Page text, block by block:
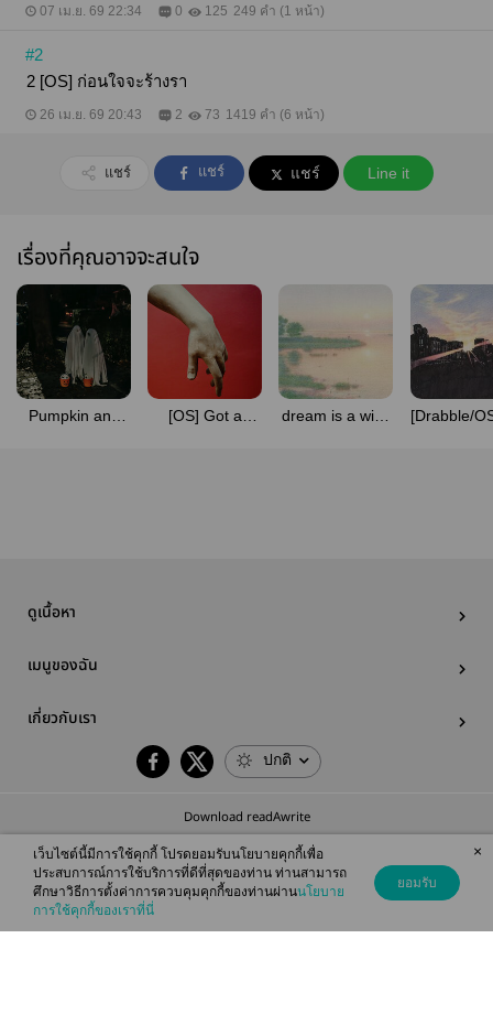
07 เม.ย. 69 22:34 0 125 249 คำ (1 หน้า)
#2
2 [OS] ก่อนใจจะร้างรา
26 เม.ย. 69 20:43 2 73 1419 คำ (6 หน้า)
แชร์ แชร์ แชร์ Line it
เรื่องที่คุณอาจจะสนใจ
Pumpkin and
[OS] Got a
dream is a wish
[Drabble/
ดูเนื้อหา
เมนูของฉัน
เกี่ยวกับเรา
ปกติ
Download readAwrite
© 2026 readAwrite.com by MEB Corporation Public Company Limited
This site is protected by reCAPTCHA and the Google
เว็บไซต์นี้มีการใช้คุกกี้ โปรดยอมรับนโยบายคุกกี้เพื่อ
ประสบการณ์การใช้บริการที่ดีที่สุดของท่าน ท่านสามารถ
ศึกษาวิธีการตั้งค่าการควบคุมคุกกี้ของท่านผ่านนโยบาย
การใช้คุกกี้ของเราที่นี่
ยอมรับ
×